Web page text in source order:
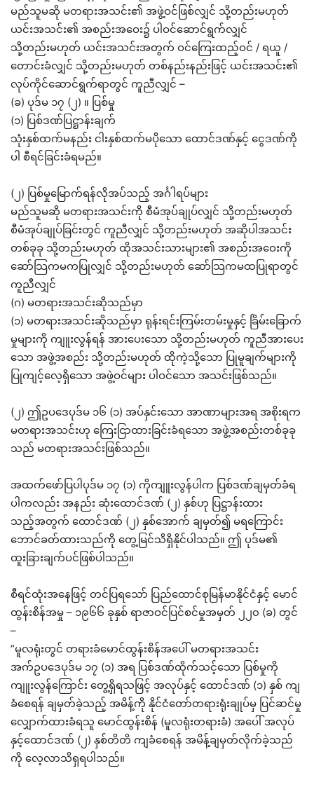
မည်သူမဆို မတရားအသင်း၏ အဖွဲ့ဝင်ဖြစ်လျှင် သို့တည်းမဟုတ်
ယင်းအသင်း၏ အစည်းအဝေး၌ ပါဝင်ဆောင်ရွက်လျှင်
သို့တည်းမဟုတ် ယင်းအသင်းအတွက် ဝင်ကြေးထည့်ဝင် / ရယူ /
တောင်းခံလျှင် သို့တည်းမဟုတ် တစ်နည်းနည်းဖြင့် ယင်းအသင်း၏
လုပ်ကိုင်ဆောင်ရွက်ရာတွင် ကူညီလျှင် –
(ခ) ပုဒ်မ ၁၇ (၂) ။ ပြစ်မှု
(၁) ပြစ်ဒဏ်ပြဋ္ဌာန်းချက်
သုံးနှစ်ထက်မနည်း ငါးနှစ်ထက်မပိုသော ထောင်ဒဏ်နှင့် ငွေဒဏ်ကို
ပါ စီရင်ခြင်းခံရမည်။
(၂) ပြစ်မှုမြောက်ရန်လိုအပ်သည့် အင်္ဂါရပ်များ
မည်သူမဆို မတရားအသင်းကို စီမံအုပ်ချုပ်လျှင် သို့တည်းမဟုတ်
စီမံအုပ်ချုပ်ခြင်းတွင် ကူညီလျှင် သို့တည်းမဟုတ် အဆိုပါအသင်း
တစ်ခုခု သို့တည်းမဟုတ် ထိုအသင်းသားများ၏ အစည်းအဝေးကို
ဆော်သြကမကပြုလျှင် သို့တည်းမဟုတ် ဆော်သြကမထပြုရာတွင်
ကူညီလျှင်
(ဂ) မတရားအသင်းဆိုသည်မှာ
(၁) မတရားအသင်းဆိုသည်မှာ ရုန်းရင်းကြမ်းတမ်းမှုနှင့် ခြိမ်းခြောက်
မှုများကို ကျူးလွန်ရန် အားပေးသော သို့တည်းမဟုတ် ကူညီအားပေး
သော အဖွဲ့အစည်း သို့တည်းမဟုတ် ထိုကဲ့သို့သော ပြုမူချက်များကို
ပြုကျင့်လေ့ရှိသော အဖွဲ့ဝင်များ ပါဝင်သော အသင်းဖြစ်သည်။
(၂) ဤဥပဒေပုဒ်မ ၁၆ (၁) အပ်နှင်းသော အာဏာများအရ အစိုးရက
မတရားအသင်းဟု ကြေးငြာထားခြင်းခံရသော အဖွဲ့အစည်းတစ်ခုခု
သည် မတရားအသင်းဖြစ်သည်။
အထက်ဖော်ပြပါပုဒ်မ ၁၇ (၁) ကိုကျူးလွန်ပါက ပြစ်ဒဏ်ချမှတ်ခံရ
ပါကလည်း အနည်း ဆုံးထောင်ဒဏ် (၂) နှစ်ဟု ပြဋ္ဌာန်းထား
သည့်အတွက် ထောင်ဒဏ် (၂) နှစ်အောက် ချမှတ်၍ မရကြောင်း
ဘောင်ခတ်ထားသည်ကို တွေ့မြင်သိရှိနိုင်ပါသည်။ ဤ ပုဒ်မ၏
ထူးခြားချက်ပင်ဖြစ်ပါသည်။
စီရင်ထုံးအနေဖြင့် တင်ပြရသော် ပြည်ထောင်စုမြန်မာနိုင်ငံနှင့် မောင်
ထွန်းစိန်အမှု – ၁၉၆၆ ခုနှစ် ရာဇာဝင်ပြင်စင်မှုအမှတ် ၂၂၀ (ခ) တွင်
–
“မူလရုံးတွင် တရားခံမောင်ထွန်းစိန်အပေါ် မတရားအသင်း
အက်ဥပဒေပုဒ်မ ၁၇ (၁) အရ ပြစ်ဒဏ်ထိုက်သင့်သော ပြစ်မှုကို
ကျူးလွန်ကြောင်း တွေ့ရှိရသဖြင့် အလုပ်နှင့် ထောင်ဒဏ် (၁) နှစ် ကျ
ခံစေရန် ချမှတ်ခဲ့သည့် အမိန့်ကို နိုင်ငံတော်တရားရုံးချုပ်မှ ပြင်ဆင်မှု
လျှောက်ထားခံရသူ မောင်ထွန်းစိန် (မူလရုံးတရားခံ) အပေါ် အလုပ်
နှင့်ထောင်ဒဏ် (၂) နှစ်တိတိ ကျခံစေရန် အမိန့်ချမှတ်လိုက်ခဲ့သည်
ကို လေ့လာသိရှရပါသည်။